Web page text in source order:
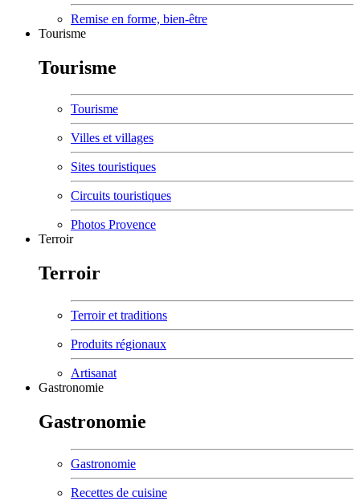
Remise en forme, bien-être
Tourisme
Tourisme
Tourisme
Villes et villages
Sites touristiques
Circuits touristiques
Photos Provence
Terroir
Terroir
Terroir et traditions
Produits régionaux
Artisanat
Gastronomie
Gastronomie
Gastronomie
Recettes de cuisine